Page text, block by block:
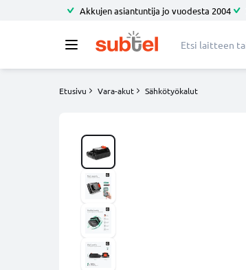
Akkujen asiantuntija jo vuodesta 2004
Etusivu Vara-akut Sähkötyökalut